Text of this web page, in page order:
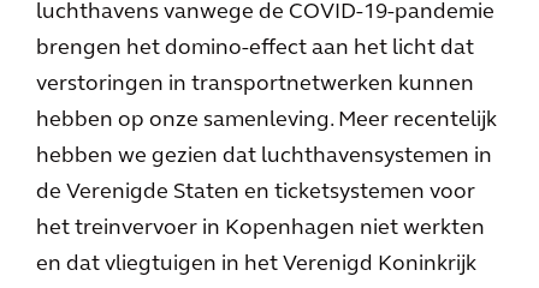
luchthavens vanwege de COVID-19-pandemie
brengen het domino-effect aan het licht dat
verstoringen in transportnetwerken kunnen
hebben op onze samenleving. Meer recentelijk
hebben we gezien dat luchthavensystemen in
de Verenigde Staten en ticketsystemen voor
het treinvervoer in Kopenhagen niet werkten
en dat vliegtuigen in het Verenigd Koninkrijk